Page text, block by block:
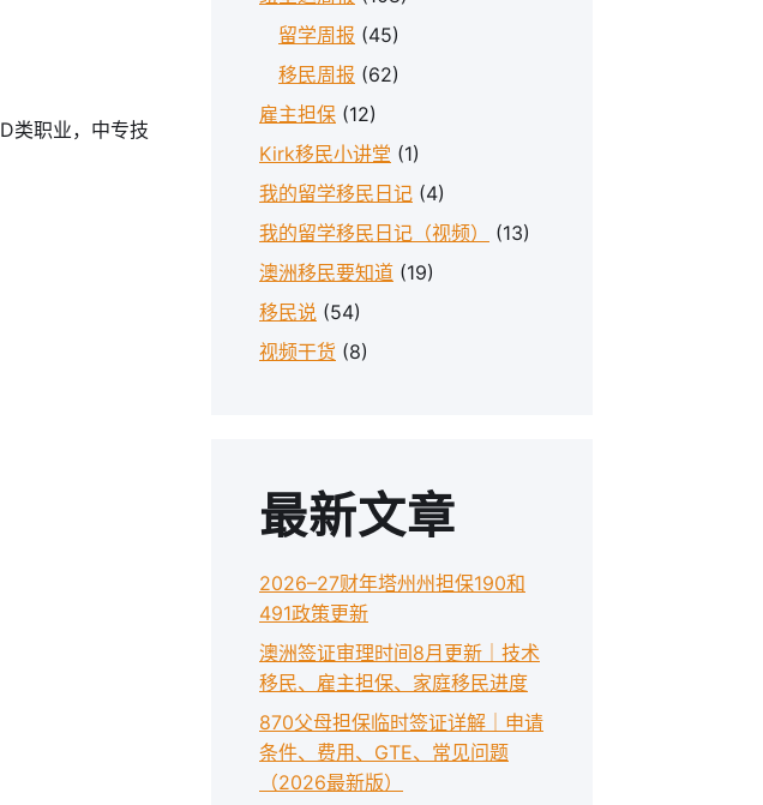
D类职业，中专技
留学周报 (45)
移民周报 (62)
雇主担保 (12)
Kirk移民小讲堂 (1)
我的留学移民日记 (4)
我的留学移民日记（视频）
(13)
澳洲移民要知道 (19)
移民说 (54)
视频干货 (8)
最新文章
2026–27财年塔州州担保190和
491政策更新
澳洲签证审理时间8月更新｜技术
移民、雇主担保、家庭移民进度
870父母担保临时签证详解｜申请
条件、费用、GTE、常见问题
（2026最新版）